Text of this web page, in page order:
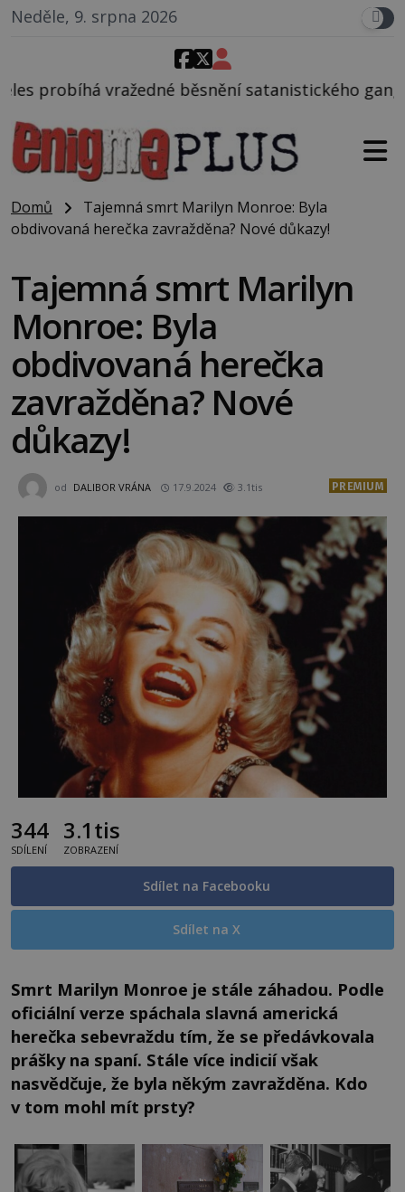
Neděle, 9. srpna 2026
satanistického gangu vedeného
Domů
Tajemná smrt Marilyn Monroe: Byla
obdivovaná herečka zavražděna? Nové důkazy!
Tajemná smrt Marilyn
Monroe: Byla
obdivovaná herečka
zavražděna? Nové
důkazy!
od DALIBOR VRÁNA 17.9.2024 3.1tis PREMIUM
344
SDÍLENÍ
3.1tis
ZOBRAZENÍ
Sdílet na Facebooku
Sdílet na X
Smrt Marilyn Monroe je stále záhadou. Podle
oficiální verze spáchala slavná americká
herečka sebevraždu tím, že se předávkovala
prášky na spaní. Stále více indicií však
nasvědčuje, že byla někým zavražděna. Kdo
v tom mohl mít prsty?